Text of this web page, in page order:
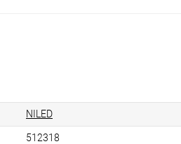
NILED
512318